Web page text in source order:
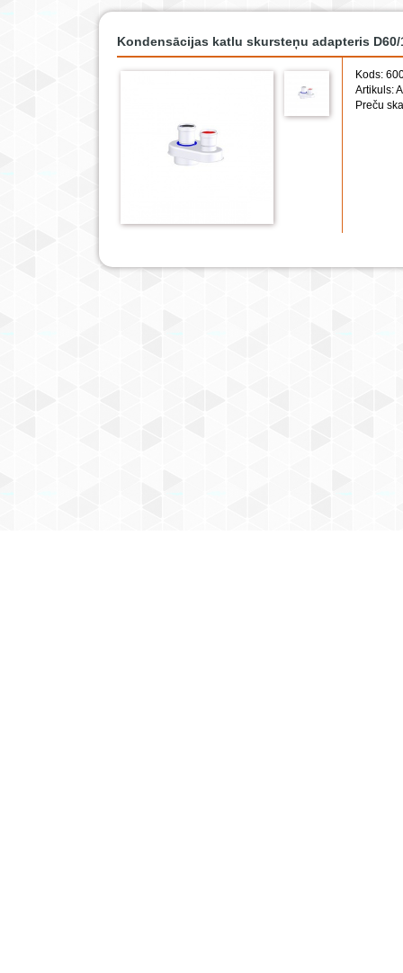
Kondensācijas katlu skursteņu adapteris D60/
Kods:
Artikuls:
Preču